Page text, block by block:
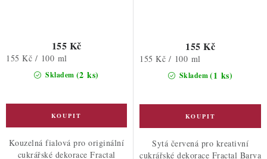
Skladem (2 ks)
155 Kč
Měrná
155 Kč / 100 ml
Kouzelná fialová pro originální
cukrářské dekorace Fractal
Skladem(1 ks)
155 Kč
Měrná
155 Kč / 100 ml
Sytá červená pro kreativní
cukrářské dekorace Fractal Barva